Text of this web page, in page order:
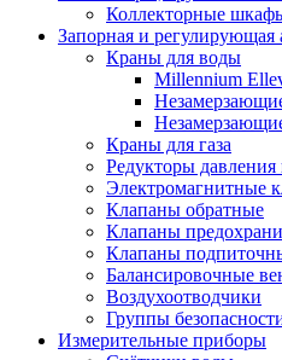
Коллекторные
Запорная и регулирующая
Краны для воды
Millennium
Краны для газа
Редукторы
Электромагнитные
Клапаны обратные
Клапаны
Клапаны
Балансировочные
Воздухоотводчики
Группы
Измерительные приборы